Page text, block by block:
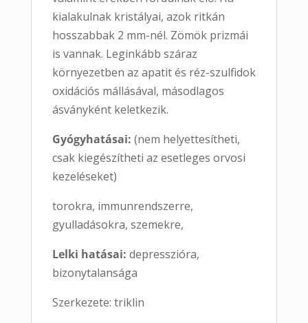
kialakulnak kristályai, azok ritkán
hosszabbak 2 mm-nél. Zömök prizmái
is vannak. Leginkább száraz
környezetben az apatit és réz-szulfidok
oxidációs mállásával, másodlagos
ásványként keletkezik.
Gyógyhatásai: (nem helyettesítheti,
csak kiegészítheti az esetleges orvosi
kezeléseket)
torokra, immunrendszerre,
gyulladásokra, szemekre,
Lelki hatásai: depresszióra,
bizonytalansága
Szerkezete: triklin